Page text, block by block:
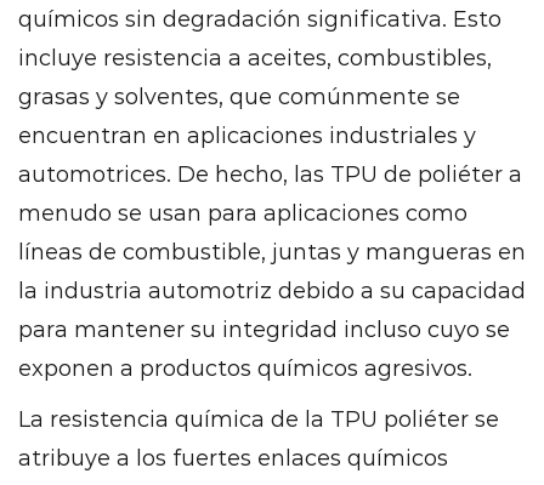
químicos sin degradación significativa. Esto
incluye resistencia a aceites, combustibles,
grasas y solventes, que comúnmente se
encuentran en aplicaciones industriales y
automotrices. De hecho, las TPU de poliéter a
menudo se usan para aplicaciones como
líneas de combustible, juntas y mangueras en
la industria automotriz debido a su capacidad
para mantener su integridad incluso cuyo se
exponen a productos químicos agresivos.
La resistencia química de la TPU poliéter se
atribuye a los fuertes enlaces químicos